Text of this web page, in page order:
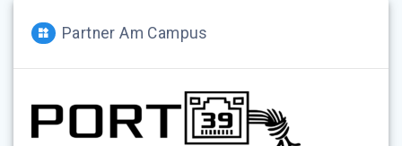
Partner Am Campus